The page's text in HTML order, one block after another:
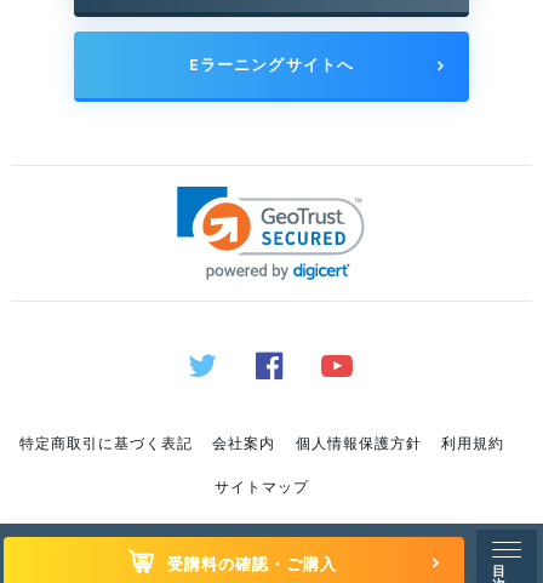
受講料の確認・ご購入 目
Eラーニングサイトへ
特定商取引に基づく表記 会社案内 個人情報保護方針 利用規約
サイトマップ
© Copyright 2019 sat-blog. All rights reserved.